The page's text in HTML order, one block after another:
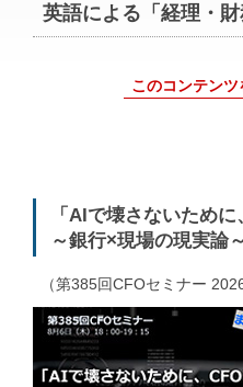
英語による「経理・
このコンテン
「AIで壊さないため
～銀行×現場の現実論～
（第385回CFOセミナー